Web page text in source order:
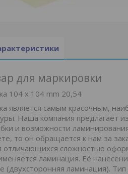
для маркировки
104 x 104 mm 20,54
является самым красочным,
Наша компания предлагает
и возможности
то он обращается к нам за
отличающихся сложностью
ламинация. Её
(двухсторонняя ламинация).